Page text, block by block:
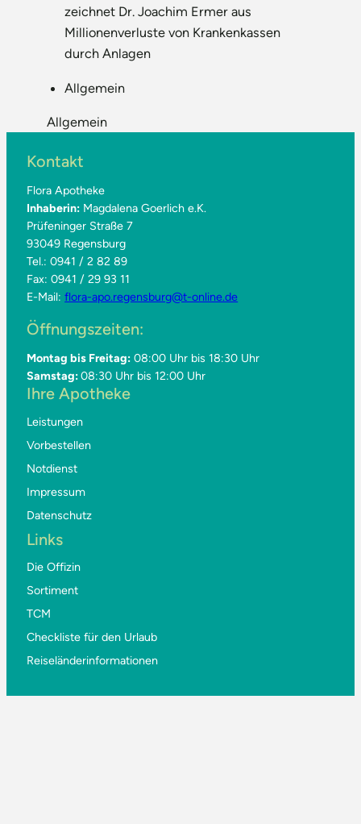
zeichnet Dr. Joachim Ermer aus
Millionenverluste von Krankenkassen
durch Anlagen
Allgemein
Allgemein
Kontakt
Flora Apotheke
Inhaberin: Magdalena Goerlich e.K.
Prüfeninger Straße 7
93049 Regensburg
Tel.: 0941 / 2 82 89
Fax: 0941 / 29 93 11
E-Mail:flora-apo.regensburg@t-online.de
Öffnungszeiten:
Montag bis Freitag: 08:00 Uhr bis 18:30 Uhr
Samstag:08:30 Uhr bis 12:00 Uhr
Ihre Apotheke
Leistungen
Vorbestellen
Notdienst
Impressum
Datenschutz
Links
Die Offizin
Sortiment
TCM
Checkliste für den Urlaub
Reiseländerinformationen